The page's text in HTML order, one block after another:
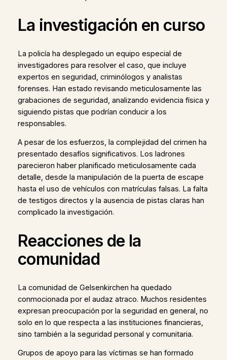
La investigación en curso
La policía ha desplegado un equipo especial de
investigadores para resolver el caso, que incluye
expertos en seguridad, criminólogos y analistas
forenses. Han estado revisando meticulosamente las
grabaciones de seguridad, analizando evidencia física y
siguiendo pistas que podrían conducir a los
responsables.
A pesar de los esfuerzos, la complejidad del crimen ha
presentado desafíos significativos. Los ladrones
parecieron haber planificado meticulosamente cada
detalle, desde la manipulación de la puerta de escape
hasta el uso de vehículos con matrículas falsas. La falta
de testigos directos y la ausencia de pistas claras han
complicado la investigación.
Reacciones de la
comunidad
La comunidad de Gelsenkirchen ha quedado
conmocionada por el audaz atraco. Muchos residentes
expresan preocupación por la seguridad en general, no
solo en lo que respecta a las instituciones financieras,
sino también a la seguridad personal y comunitaria.
Grupos de apoyo para las víctimas se han formado